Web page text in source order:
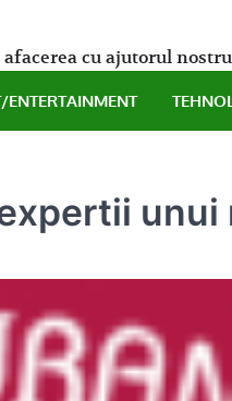
cu ajutorul
ENTERTAINMENT